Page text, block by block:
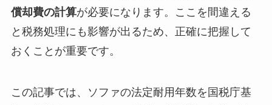
償却費の計算が必要になります。ここを間違える
と税務処理にも影響が出るため、正確に把握して
おくことが重要です。
この記事では、ソファの法定耐用年数を国税庁基